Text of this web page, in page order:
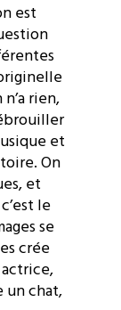
est
rien,
et
On
et
le
se
crée
un chat,